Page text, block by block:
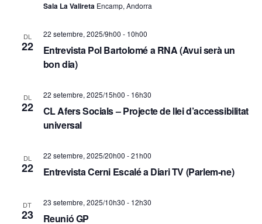
E
d
e
e
Sala La Valireta Encamp, Andorra
DL
22
Entrevista Pol Bartolomé a RNA (Avui serà un
bon dia)
22 setembre, 2025/9h00 - 10h00
DL
22
CL Afers Socials – Projecte de llei d’accessibilitat
universal
22 setembre, 2025/15h00 - 16h30
DL
22 Entrevista Cerni Escalé a Diari TV (Parlem-ne)
22 setembre, 2025/20h00 -21h00
DT
23 Reunió GP
23 setembre, 2025/10h30 - 12h30